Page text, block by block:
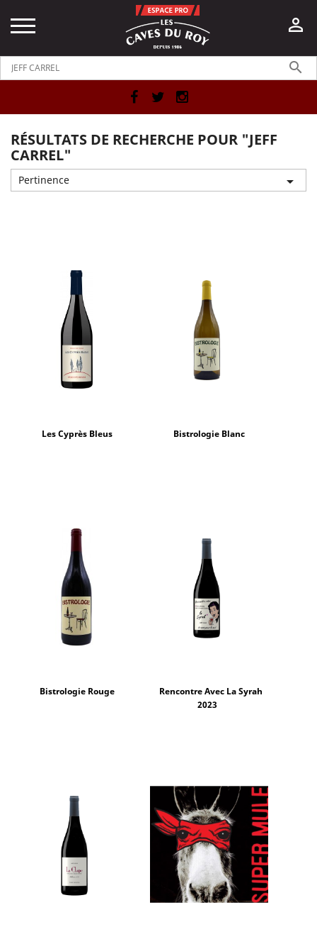


Facebook
RÉSULTATS DE RECHERCHE POUR "JEFF
CARREL"
Pertinence 
Les Cyprès Bleus Bistrologie Blanc
Bistrologie Rouge
Rencontre Avec La Syrah
2023